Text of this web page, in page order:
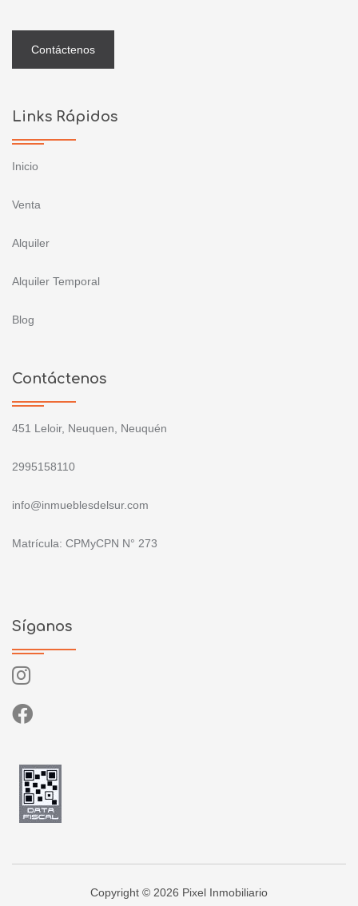
Contáctenos
Links Rápidos
Inicio
Venta
Alquiler
Alquiler Temporal
Blog
Contáctenos
451 Leloir, Neuquen, Neuquén
2995158110
info@inmueblesdelsur.com
Matrícula: CPMyCPN N° 273
Síganos
Copyright © 2026 Pixel Inmobiliario